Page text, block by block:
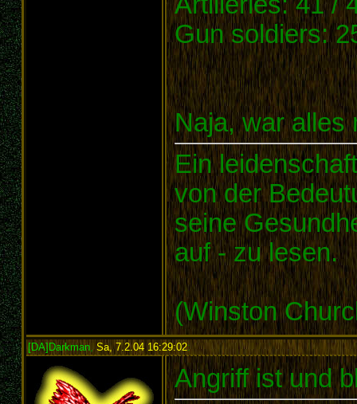
Gun soldiers:
Naja, war alles
Ein
von der
seine
auf - zu lesen.
(Winston
[DA]Darkman, Sa, 7.2.04 16:29:02:
Angriff ist und